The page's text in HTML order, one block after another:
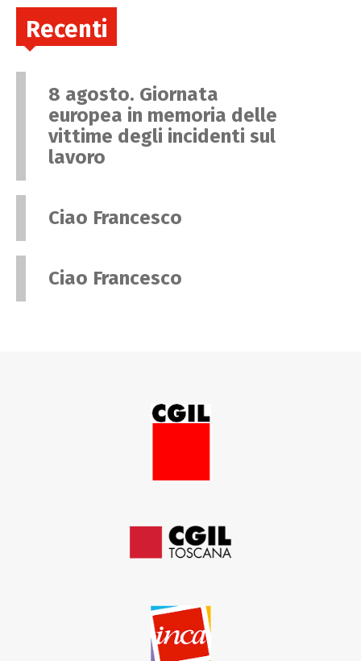
Recenti
8 agosto. Giornata
europea in memoria delle
vittime degli incidenti sul
lavoro
Ciao Francesco
Ciao Francesco